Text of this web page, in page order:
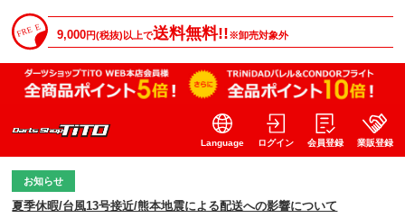
9,000円(税抜)以上で送料無料!!※卸売対象外
Language ログイン 会員登録 業販登録
お知らせ
夏季休暇/台風13号接近/熊本地震による配送への影響について